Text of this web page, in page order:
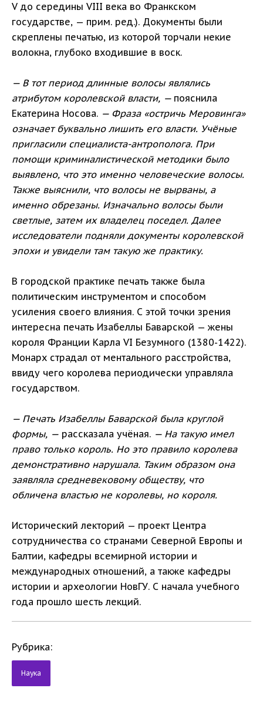
V до середины VIII века во Франкском
государстве, — прим. ред.). Документы были
скреплены печатью, из которой торчали некие
волокна, глубоко входившие в воск.
— В тот период длинные волосы являлись
атрибутом королевской власти, — пояснила
Екатерина Носова. — Фраза «остричь Меровинга»
означает буквально лишить его власти. Учёные
пригласили специалиста-антрополога. При
помощи криминалистической методики было
выявлено, что это именно человеческие волосы.
Также выяснили, что волосы не вырваны, а
именно обрезаны. Изначально волосы были
светлые, затем их владелец поседел. Далее
исследователи подняли документы королевской
эпохи и увидели там такую же практику.
В городской практике печать также была
политическим инструментом и способом
усиления своего влияния. С этой точки зрения
интересна печать Изабеллы Баварской — жены
короля Франции Карла VI Безумного (1380-1422).
Монарх страдал от ментального расстройства,
ввиду чего королева периодически управляла
государством.
— Печать Изабеллы Баварской была круглой
формы, — рассказала учёная. — На такую имел
право только король. Но это правило королева
демонстративно нарушала. Таким образом она
заявляла средневековому обществу, что
обличена властью не королевы, но короля.
Исторический лекторий — проект Центра
сотрудничества со странами Северной Европы и
Балтии, кафедры всемирной истории и
международных отношений, а также кафедры
истории и археологии НовГУ. С начала учебного
года прошло шесть лекций.
Рубрика:
Наука